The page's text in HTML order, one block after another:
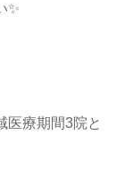
✨
医療期間3院と